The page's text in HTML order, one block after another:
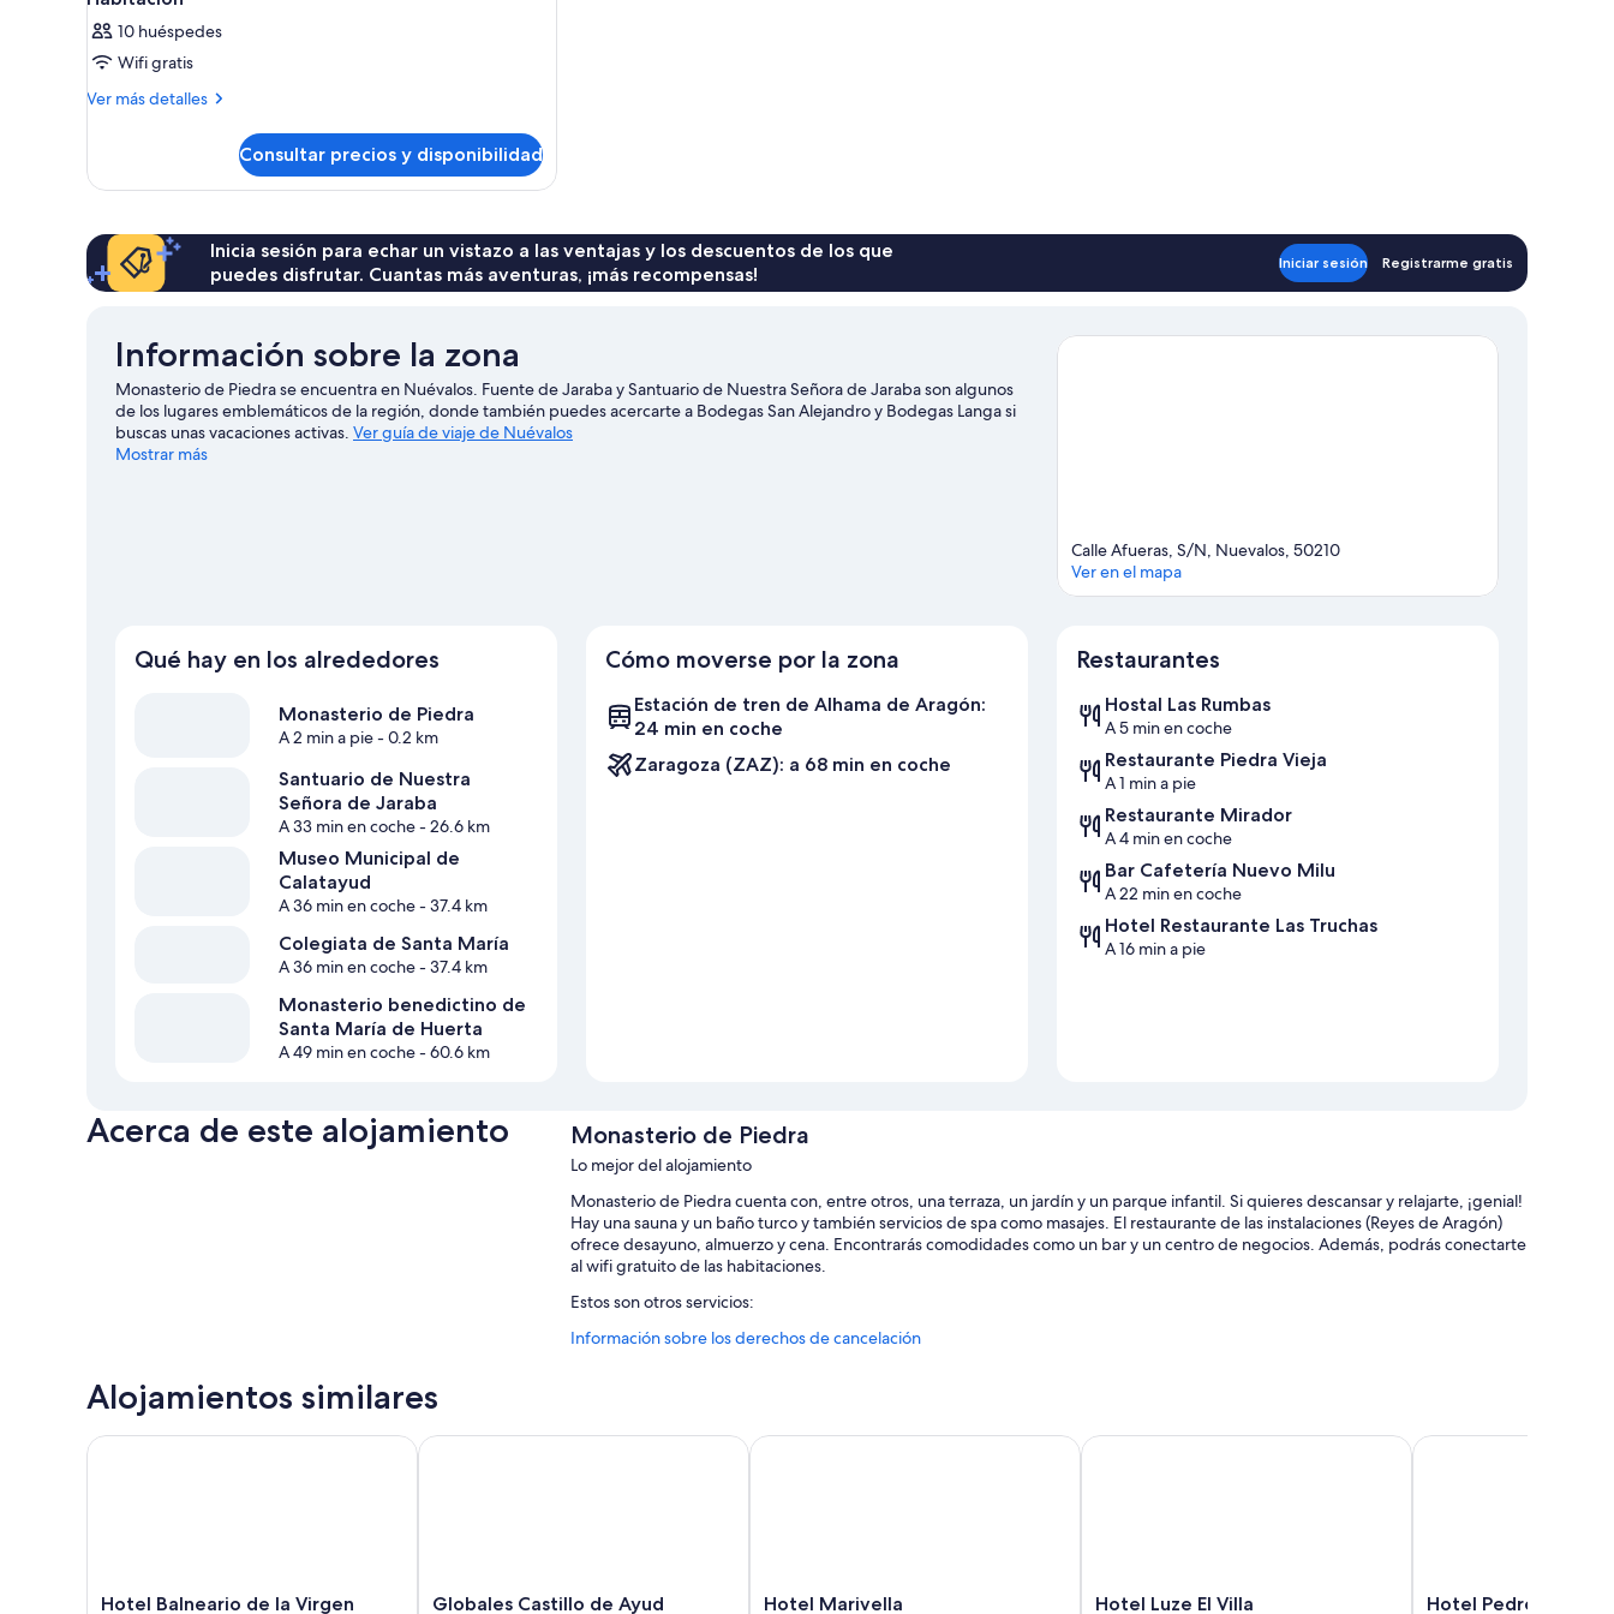
10 huéspedes
Wifi gratis
Ver más detalles
Más
Consultar precios y disponibilidad
Inicia sesión para echar un vistazo a las ventajas y los descuentos de los que
puedes disfrutar. Cuantas más aventuras, ¡más recompensas!
Iniciar sesión Registrarme gratis
Información sobre la zona
Monasterio de Piedra se encuentra en Nuévalos. Fuente de Jaraba y Santuario de Nuestra Señora de Jaraba son algunos
de los lugares emblemáticos de la región, donde también puedes acercarte a Bodegas San Alejandro y Bodegas Langa si
buscas unas vacaciones activas. Ver guía de viaje de Nuévalos
Mostrar más
Calle Afueras, S/N, Nuevalos, 50210
Ver en el mapa
Qué hay en los alrededores
Monasterio de Piedra
A 2 min a pie- 0.2 km
Santuario de Nuestra
Señora de Jaraba
A 33 min en coche- 26.6 km
Museo Municipal de
Calatayud
A 36 min en coche- 37.4 km
Colegiata de Santa María
A 36 min en coche- 37.4 km
Monasterio benedictino de
Santa María de Huerta
A 49 min en coche- 60.6 km
Cómo moverse por la zona
Estación de tren de Alhama de Aragón:
24 min en coche
Zaragoza (ZAZ): a 68 min en coche
Restaurantes
Hostal Las Rumbas
A 5 min en coche
Restaurante Piedra Vieja
A 1 min a pie
Restaurante Mirador
A 4 min en coche
Bar Cafetería Nuevo Milu
A 22 min en coche
Hotel Restaurante Las Truchas
A 16 min a pie
Acerca de este alojamiento Monasterio de Piedra
Lo mejor del alojamiento
Monasterio de Piedra cuenta con, entre otros, una terraza, un jardín y un parque infantil. Si quieres descansar y relajarte, ¡genial!
Hay una sauna y un baño turco y también servicios de spa como masajes. El restaurante de las instalaciones (Reyes de Aragón)
ofrece desayuno, almuerzo y cena. Encontrarás comodidades como un bar y un centro de negocios. Además, podrás conectarte
al wifi gratuito de las habitaciones.
Estos son otros servicios:
Una piscina al aire libre
Periódicos gratuitos en el vestíbulo, consigna de equipaje y una sala de reuniones
Información sobre los derechos de cancelación
Alojamientos similares
Hotel
Hotel Balneario de la Virgen
Hotel Balneario de la Virgen
Globales
Globales Castillo de Ayud
Globales Castillo de Ayud
Hotel
Hotel Marivella
Hotel Marivella
Hotel
Hotel Luze El Villa
Hotel Luze El Villa
Hotel
Hotel Pedro I de
Hotel Pedro I de